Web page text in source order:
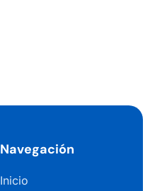
Navegación
Inicio